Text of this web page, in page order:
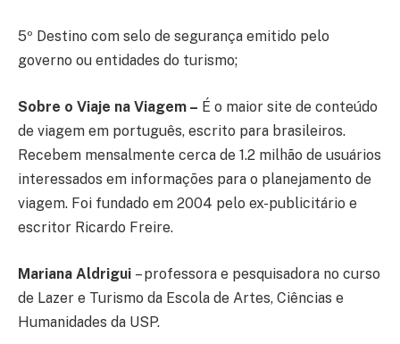
5º Destino com selo de segurança emitido pelo
governo ou entidades do turismo;
Sobre o Viaje na Viagem – É o maior site de conteúdo
de viagem em português, escrito para brasileiros.
Recebem mensalmente cerca de 1.2 milhão de usuários
interessados em informações para o planejamento de
viagem. Foi fundado em 2004 pelo ex-publicitário e
escritor Ricardo Freire.
Mariana Aldrigui – professora e pesquisadora no curso
de Lazer e Turismo da Escola de Artes, Ciências e
Humanidades da USP.